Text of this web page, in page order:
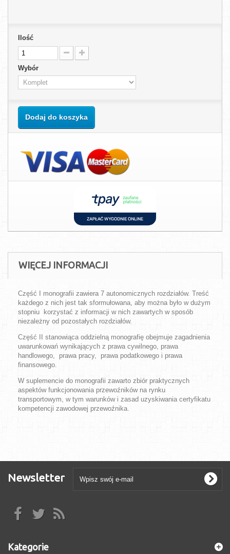
Ilość
Wybór
Dodaj do koszyka
WIĘCEJ INFORMACJI
Część I monografii zawiera 7 autonomicznych rozdziałów. Treść
każdego z nich jest tak sformułowana, aby można było w dużym
stopniu korzystać z informacji w nich zawartych w sposób
niezależny od pozostałych rozdziałów.
Część II stanowiąca oddzielną monografię obejmuje zagadnienia
uwarunkowań wynikających z prawa cywilnego, prawa
handlowego, prawa pracy, prawa podatkowego i prawa
finansowego.
W suplemencie do monografii zawarto zbiór praktycznych
aspektów funkcjonowania przewoźników na rynku
transportowym, w tym warunków i zasad uzyskiwania certyfikatu
kompetencji zawodowej przewoźnika.
Newsletter
Kategorie